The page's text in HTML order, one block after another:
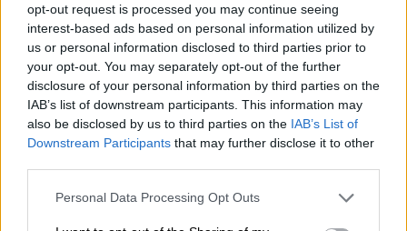
opt-out request is processed you may continue seeing
interest-based ads based on personal information utilized by
us or personal information disclosed to third parties prior to
your opt-out. You may separately opt-out of the further
disclosure of your personal information by third parties on the
IAB’s list of downstream participants. This information may
also be disclosed by us to third parties on the IAB’s List of
Downstream Participants that may further disclose it to other
Personal Data Processing Opt Outs
▌ΤΕΛΕΥΤΑΙΑ ΝΕΑ